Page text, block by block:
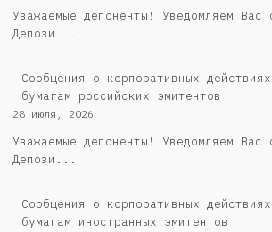
Уважаемые депоненты! Уведомляем
Депози...
Cообщения о корпоративных
бумагам российских эмитентов
28 июля, 2026
Уважаемые депоненты! Уведомляем
Депози...
Сообщения о корпоративных
бумагам иностранных эмитентов